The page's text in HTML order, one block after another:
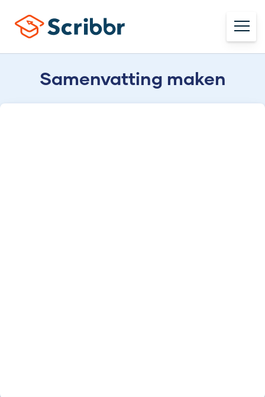
Samenvatting maken